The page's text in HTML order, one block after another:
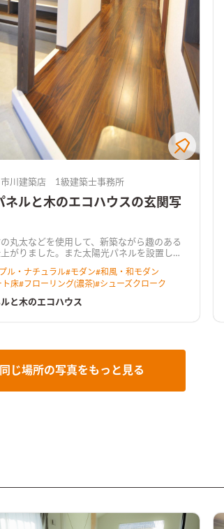
川建築店 1級建築士事務所
ネルと木のエコハウスの玄関写
丸太などを使用して、新築ながら趣のある
がりました。また太陽光パネルを設置し光
ブルも見所です。
ル・ナチュラル#モダン#和風・和モダン
ト床#フローリング(濃茶)#シューズクローク
と木のエコハウス
同じ場所の写真をもっと見る